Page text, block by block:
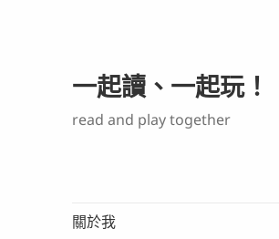
一起讀、一起玩！
read and play together
關於我